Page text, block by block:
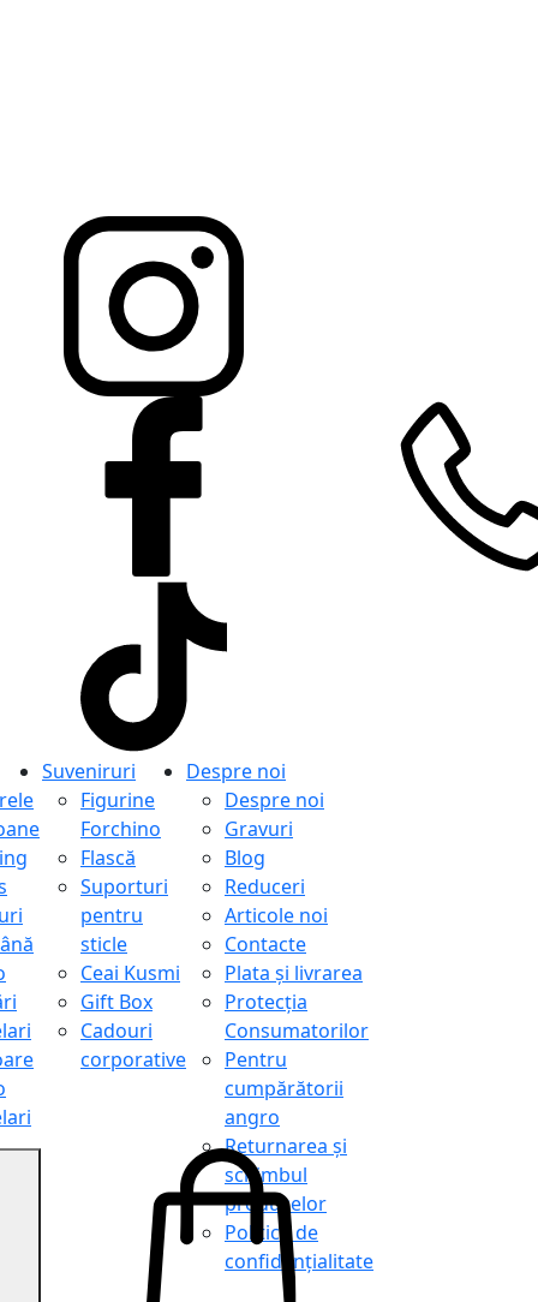
Suveniruri
Figurine
Forchino
Flască
Suporturi
pentru
sticle
Ceai Kusmi
Gift Box
Cadouri
corporative
Despre noi
Despre noi
Gravuri
Blog
Reduceri
Articole noi
Contacte
Plata și livrarea
Protecţia
Consumatorilor
Pentru
cumpărătorii
angro
Returnarea și
schimbul
produselor
Politica de
confidențialitate